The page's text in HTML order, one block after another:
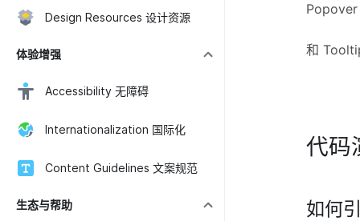
Design Resources 设计资源
体验增强
Accessibility 无障碍
Internationalization 国际化
Content Guidelines 文案规范
生态与帮助
Popover
和
代码
如何